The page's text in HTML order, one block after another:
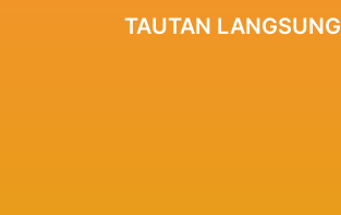
TAUTAN LANGSUNG